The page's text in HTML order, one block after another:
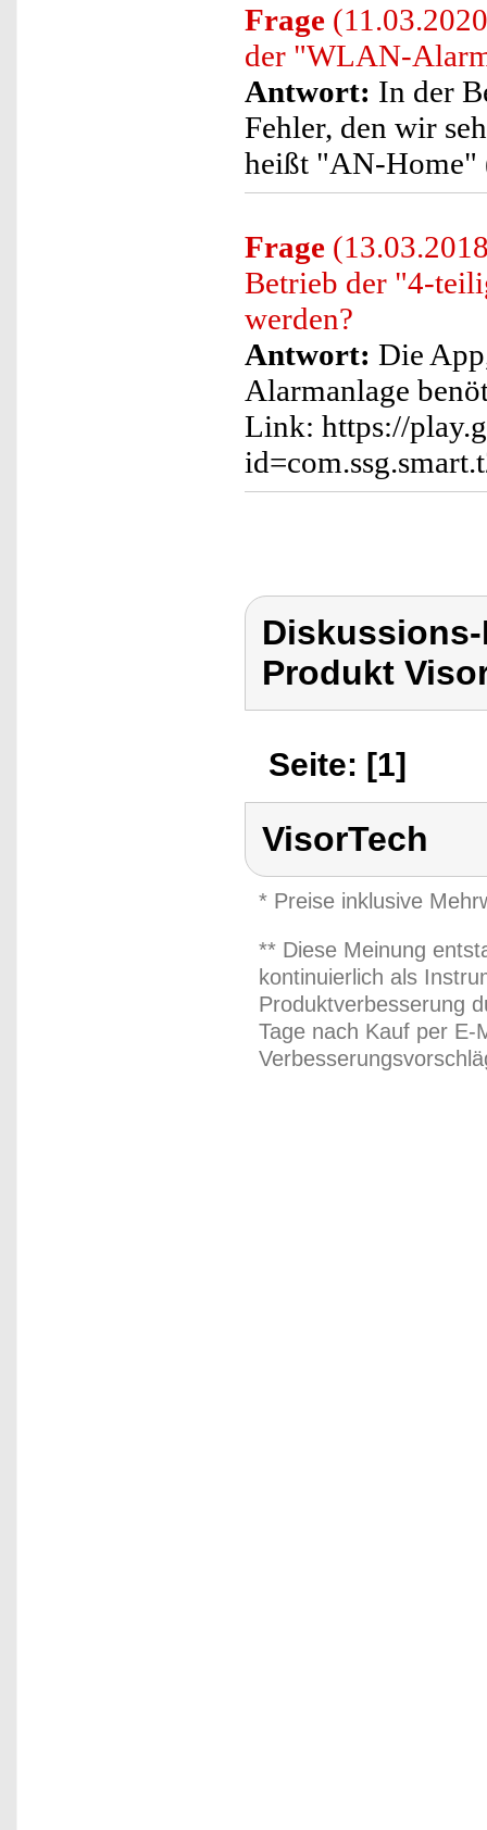
Frage
der "WLAN-
Antwort: In der
Fehler, den wir
heißt "AN-Home"
Frage
Betrieb der "4-
werden?
Antwort: Die
Alarmanlage
Link: https://
Produkt
Seite: [1]
VisorTech
* Preise inklusive
** Diese Meinung
kontinuierlich als
Produktverbesserung
Tage nach Kauf per E-